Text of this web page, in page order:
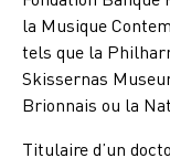
la Musique
tels que la
Skissernas
Brionnais ou la
Titulaire d’un